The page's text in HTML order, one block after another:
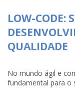
LOW-CODE:
QUALIDADE
No mundo ágil e
fundamental para o